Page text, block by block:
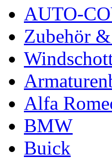
AUTO-
Zubehör
Alfa
BMW
Buick